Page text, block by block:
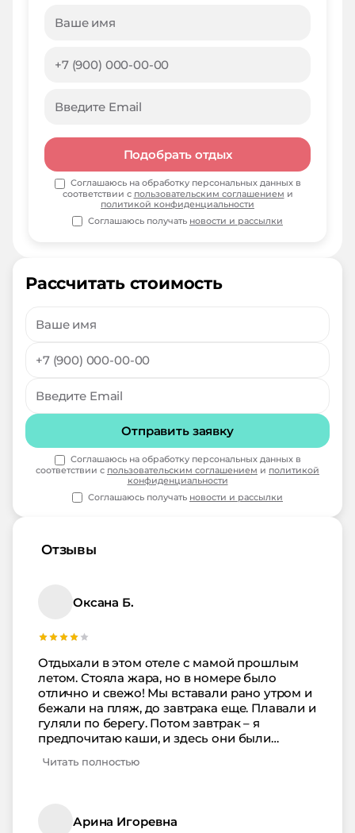
Рассчитать стоимость
Отправить заявку
Соглашаюсь на обработку персональных данных в
соответствии с пользовательским соглашением и политикой
конфиденциальности
Соглашаюсь получать новости и рассылки
Отзывы
Оксана Б.
Отдыхали в этом отеле с мамой прошлым
летом. Стояла жара, но в номере было
отлично и свежо! Мы вставали рано утром и
бежали на пляж, до завтрака еще. Плавали и
гуляли по берегу. Потом завтрак – я
предпочитаю каши, и здесь они были
досуг на день, но из-за жары не хотелось
номере с книжкой или сериалом. После
обеда снова шли на пляж. Еда в столовой,
Читать полностью
Арина Игоревна
Подобрать отдых
Соглашаюсь на обработку персональных данных в
соответствии с пользовательским соглашением и
политикой конфиденциальности
Соглашаюсь получать новости и рассылки